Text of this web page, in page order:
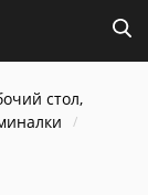
стол,